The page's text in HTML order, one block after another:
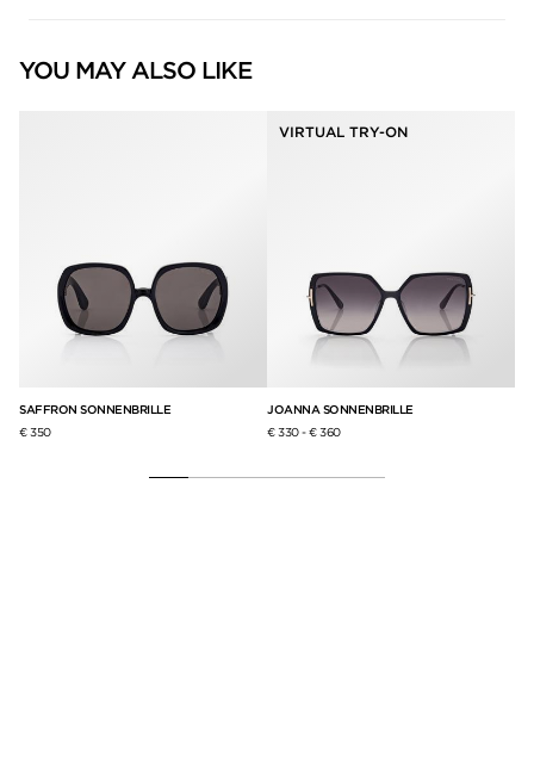
YOU MAY ALSO LIKE
SAFFRON SONNENBRILLE
€ 350
VIRTUAL TRY-ON
JOANNA SONNENBRILLE
€ 330-€ 360